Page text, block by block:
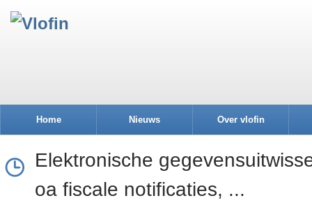
Home Nieuws Over vlofin
Elektronische
oa fiscale notificaties, ...